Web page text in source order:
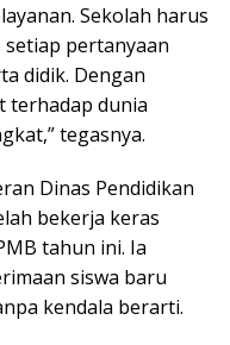
Sekolah harus
pertanyaan
didik. Dengan
terhadap dunia
tegasnya.
Dinas Pendidikan
bekerja keras
tahun ini. Ia
siswa baru
kendala berarti.